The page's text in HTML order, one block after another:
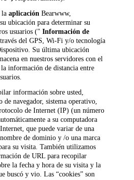
laaplicación Bearwww,
ubicación para determinar su
usuarios ("Información de
del GPS, Wi-Fi y/o tecnología
Su última ubicación
en nuestros servidores con el
información de distancia entre
información sobre usted,
navegador, sistema operativo,
de Internet (IP) (un número
a su computadora
que puede variar de una
de dominio y /o una marca
su visita. También utilizamos
de URL para recopilar
la fecha y hora de su visita y la
buscó y vio. Las “cookies” son